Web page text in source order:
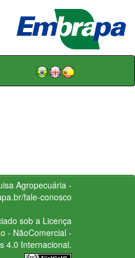
Agropecuária -
fale-conosco
sob a Licença
- NãoComercial -
4.0 Internacional.